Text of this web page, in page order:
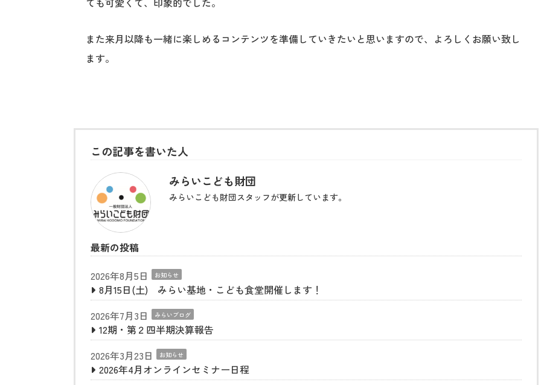
また来月以降も一緒に楽しめるコンテンツを準備していきたいと思いますので、よろしくお願い致し
ます。
この記事を書いた人
みらいこども財団
みらいこども財団スタッフが更新しています。
最新の投稿
2026年8月5日
お知らせ
8月15日(土) みらい基地・こども食堂開催します！
2026年7月3日
みらいブログ
12期・第２四半期決算報告
2026年3月23日
お知らせ
2026年4月オンラインセミナー日程